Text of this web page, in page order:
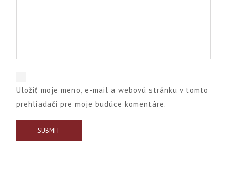
Uložiť moje meno, e-mail a webovú stránku v tomto
prehliadači pre moje budúce komentáre.